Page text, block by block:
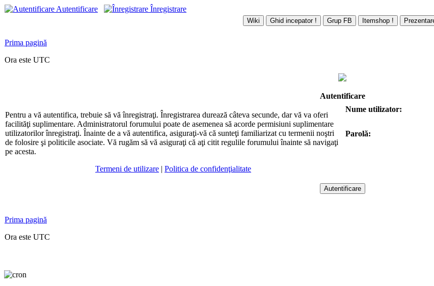
Autentificare Înregistrare
Prima pagină
Ora este UTC
Autentificare
Pentru a vă autentifica, trebuie să vă înregistraţi. Înregistrarea durează câteva secunde, dar vă va oferi
facilităţi suplimentare. Administratorul forumului poate de asemenea să acorde permisiuni suplimentare
utilizatorilor înregistraţi. Înainte de a vă autentifica, asiguraţi-vă că sunteţi familiarizat cu termenii noştri
de folosire şi politicile asociate. Vă rugăm să vă asiguraţi că aţi citit regulile forumului înainte să navigaţi
pe acesta.
Termeni de utilizare | Politica de confidenţialitate
Nume utilizator:
Parolă:
Prima pagină
Ora este UTC